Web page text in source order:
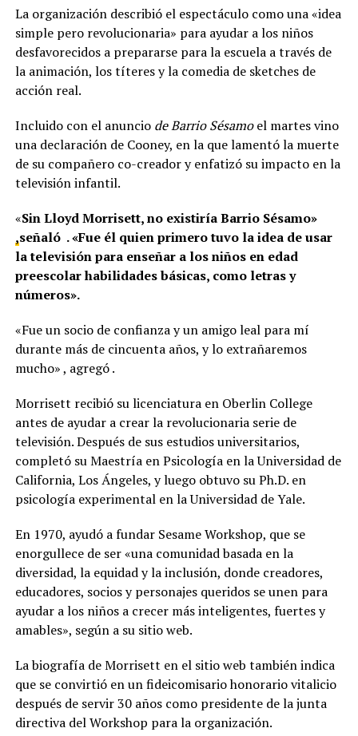
La organización describió el espectáculo como una «idea
simple pero revolucionaria» para ayudar a los niños
desfavorecidos a prepararse para la escuela a través de
la animación, los títeres y la comedia de sketches de
acción real.
Incluido con el anuncio de Barrio Sésamoel martes vino
una declaración de Cooney, en la que lamentó la muerte
de su compañero co-creador y enfatizó su impacto en la
televisión infantil.
«Sin Lloyd Morrisett, no existiría Barrio Sésamo»
,señaló . «Fue él quien primero tuvo la idea de usar
la televisión para enseñar a los niños en edad
preescolar habilidades básicas, como letras y
números».
«Fue un socio de confianza y un amigo leal para mí
durante más de cincuenta años, y lo extrañaremos
mucho» , agregó .
Morrisett recibió su licenciatura en Oberlin College
antes de ayudar a crear la revolucionaria serie de
televisión. Después de sus estudios universitarios,
completó su Maestría en Psicología en la Universidad de
California, Los Ángeles, y luego obtuvo su Ph.D. en
psicología experimental en la Universidad de Yale.
En 1970, ayudó a fundar Sesame Workshop, que se
enorgullece de ser «una comunidad basada en la
diversidad, la equidad y la inclusión, donde creadores,
educadores, socios y personajes queridos se unen para
ayudar a los niños a crecer más inteligentes, fuertes y
amables», según a su sitio web.
La biografía de Morrisett en el sitio web también indica
que se convirtió en un fideicomisario honorario vitalicio
después de servir 30 años como presidente de la junta
directiva del Workshop para la organización.